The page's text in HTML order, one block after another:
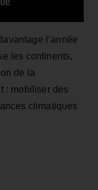
l’année
les continents,
de la
: mobiliser des
climatiques